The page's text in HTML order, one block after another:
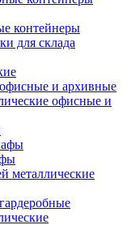
контейнеры
для склада
и архивные
офисные и
металлические